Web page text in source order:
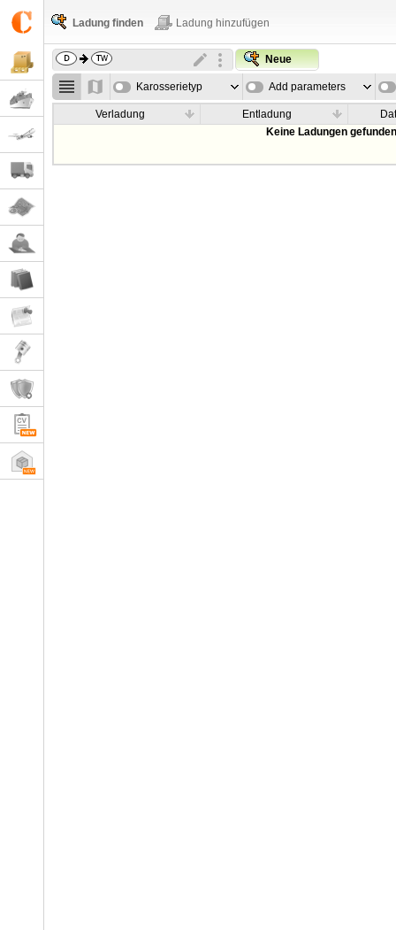
Ladung finden Ladung hinzufügen
Neue
Karosserietyp Add parameters
Verladung Entladung
Keine Ladungen